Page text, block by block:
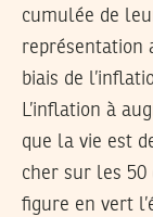
cumulée de
représentation
biais de
L’inflation à
que la vie est
cher sur les 50
figure en vert